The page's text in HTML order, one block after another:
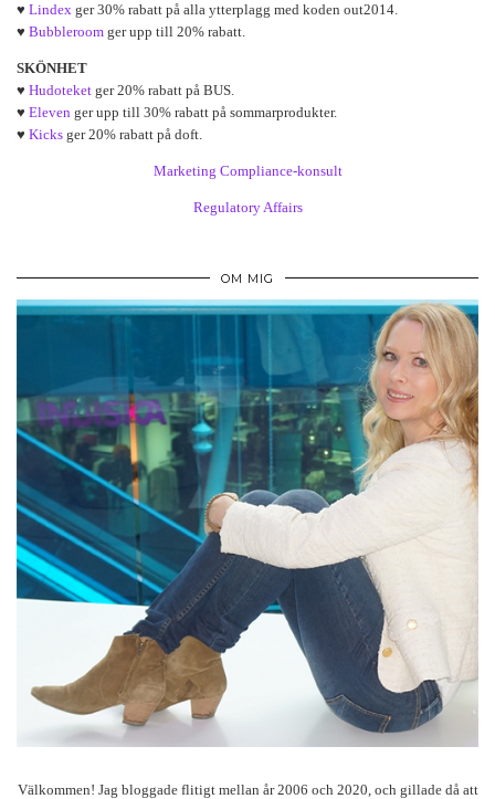
♥ Lindex ger 30% rabatt på alla ytterplagg med koden out2014.
♥ Bubbleroom ger upp till 20% rabatt.
SKÖNHET
♥ Hudoteket ger 20% rabatt på BUS.
♥ Eleven ger upp till 30% rabatt på sommarprodukter.
♥ Kicks ger 20% rabatt på doft.
Marketing Compliance-konsult
Regulatory Affairs
OM MIG
Välkommen! Jag bloggade flitigt mellan år 2006 och 2020, och gillade då att